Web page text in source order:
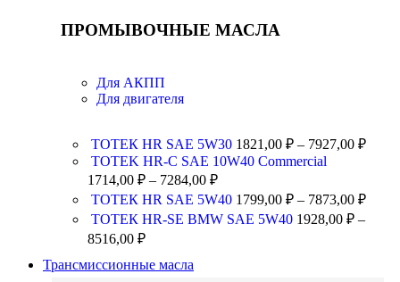
ПРОМЫВОЧНЫЕ МАСЛА
Для АКПП
Для двигателя
ТОТЕК HR SAE 5W30 1821,00 ₽ – 7927,00 ₽
TOTEK HR-C SAE 10W40 Commercial
1714,00 ₽ – 7284,00 ₽
ТОТЕК HR SAE 5W40 1799,00 ₽ – 7873,00 ₽
ТОТЕК HR-SE BMW SAE 5W40 1928,00 ₽ –
8516,00 ₽
Трансмиссионные масла